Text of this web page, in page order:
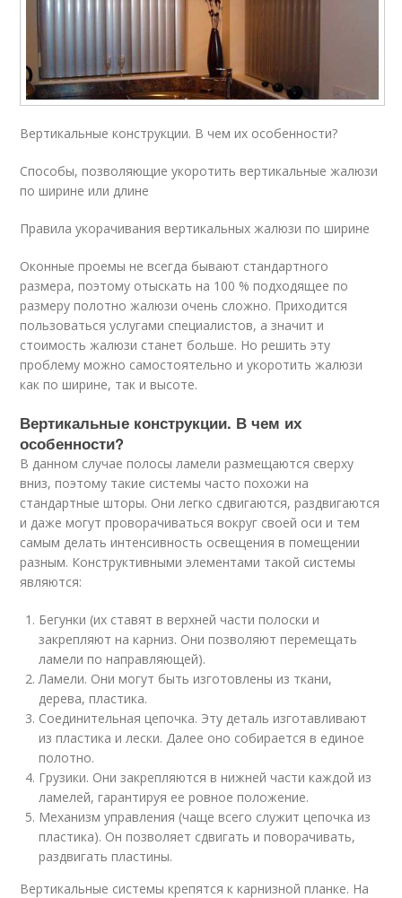
Вертикальные конструкции. В чем их особенности?
Способы, позволяющие укоротить вертикальные жалюзи
по ширине или длине
Правила укорачивания вертикальных жалюзи по ширине
Оконные проемы не всегда бывают стандартного
размера, поэтому отыскать на 100 % подходящее по
размеру полотно жалюзи очень сложно. Приходится
пользоваться услугами специалистов, а значит и
стоимость жалюзи станет больше. Но решить эту
проблему можно самостоятельно и укоротить жалюзи
как по ширине, так и высоте.
Вертикальные конструкции. В чем их
особенности?
В данном случае полосы ламели размещаются сверху
вниз, поэтому такие системы часто похожи на
стандартные шторы. Они легко сдвигаются, раздвигаются
и даже могут проворачиваться вокруг своей оси и тем
самым делать интенсивность освещения в помещении
разным. Конструктивными элементами такой системы
являются:
Бегунки (их ставят в верхней части полоски и
закрепляют на карниз. Они позволяют перемещать
ламели по направляющей).
Ламели. Они могут быть изготовлены из ткани,
дерева, пластика.
Соединительная цепочка. Эту деталь изготавливают
из пластика и лески. Далее оно собирается в единое
полотно.
Грузики. Они закрепляются в нижней части каждой из
ламелей, гарантируя ее ровное положение.
Механизм управления (чаще всего служит цепочка из
пластика). Он позволяет сдвигать и поворачивать,
раздвигать пластины.
Вертикальные системы крепятся к карнизной планке. На